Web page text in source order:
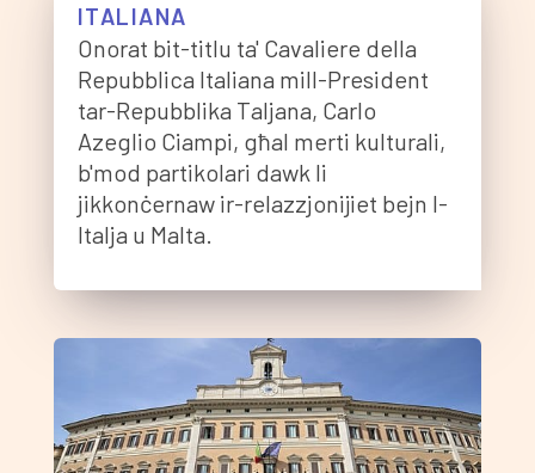
ITALIANA
Onorat bit-titlu ta' Cavaliere della
Repubblica Italiana mill-President
tar-Repubblika Taljana, Carlo
Azeglio Ciampi, għal merti kulturali,
b'mod partikolari dawk li
jikkonċernaw ir-relazzjonijiet bejn l-
Italja u Malta.